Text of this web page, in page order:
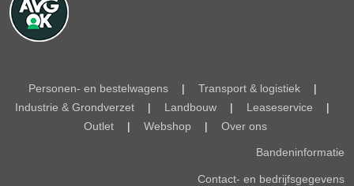
Personen- en bestelwagens | Transport & logistiek
|
Industrie & Grondverzet
| Landbouw | Leaseservice
|
Outlet
| Webshop | Over ons
Bandeninformatie
Contact- en bedrijfsgegevens